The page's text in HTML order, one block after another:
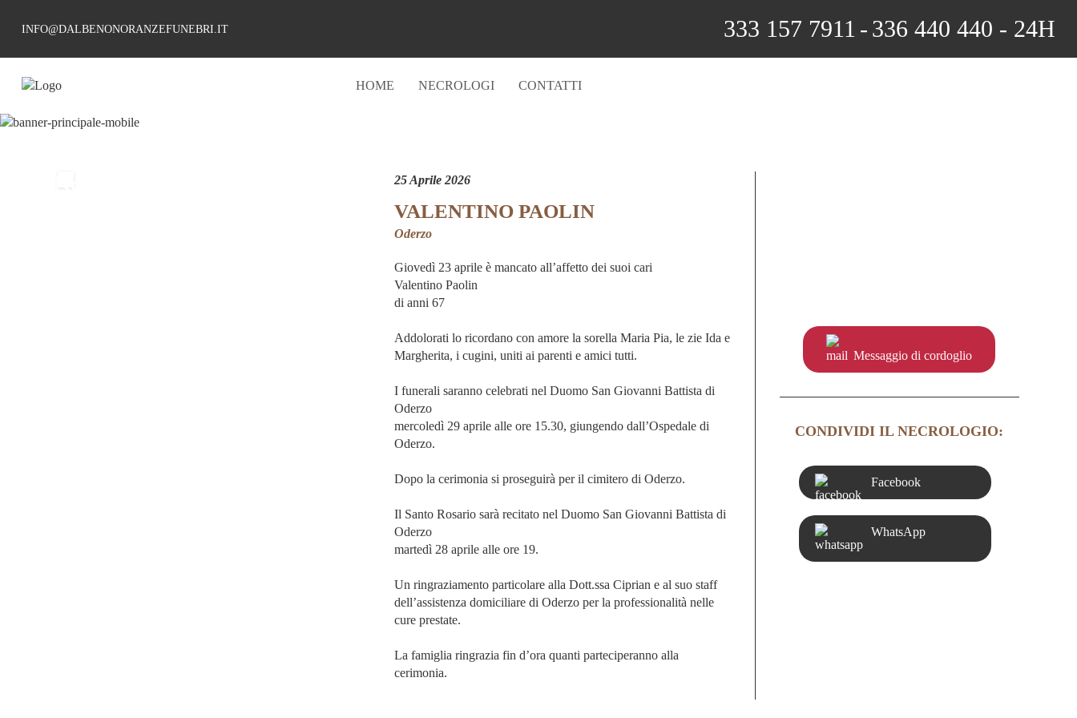
INFO@DALBENONORANZEFUNEBRI.IT 333 157 7911 - 336 440 440 - 24H
HOME NECROLOGI CONTATTI
25 Aprile 2026
VALENTINO PAOLIN
Oderzo
Giovedì 23 aprile è mancato all’affetto dei suoi cari
Valentino Paolin
di anni 67
Addolorati lo ricordano con amore la sorella Maria Pia, le zie Ida e
Margherita, i cugini, uniti ai parenti e amici tutti.
I funerali saranno celebrati nel Duomo San Giovanni Battista di
Oderzo
mercoledì 29 aprile alle ore 15.30, giungendo dall’Ospedale di
Oderzo.
Dopo la cerimonia si proseguirà per il cimitero di Oderzo.
Il Santo Rosario sarà recitato nel Duomo San Giovanni Battista di
Oderzo
martedì 28 aprile alle ore 19.
Un ringraziamento particolare alla Dott.ssa Ciprian e al suo staff
dell’assistenza domiciliare di Oderzo per la professionalità nelle
cure prestate.
La famiglia ringrazia fin d’ora quanti parteciperanno alla
cerimonia.
Messaggio di cordoglio
CONDIVIDI IL NECROLOGIO:
Facebook
WhatsApp